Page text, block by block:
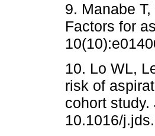
9. Manabe
Factors for
10. Lo WL,
risk of
cohort
10.1016/